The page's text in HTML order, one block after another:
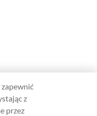
z
przez